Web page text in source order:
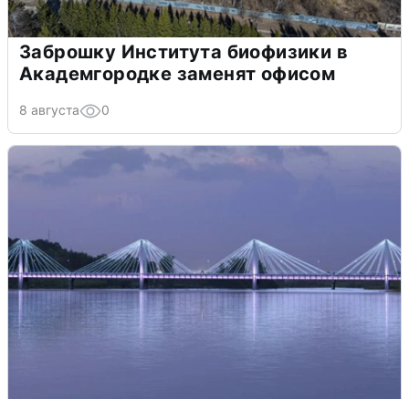
Заброшку Института биофизики в
Академгородке заменят офисом
8 августа 0